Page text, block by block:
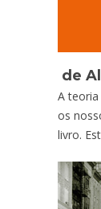
de
A
os
livro.